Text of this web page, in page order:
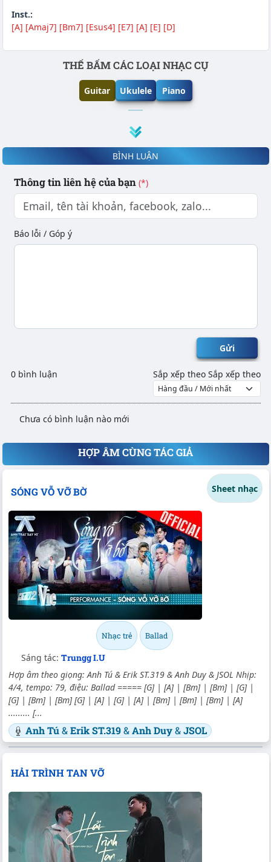
Inst.:
[A] [Amaj7] [Bm7] [Esus4] [E7] [A] [E] [D]
Phần nội dungTHẾ BẤM CÁC LOẠI NHẠC CỤ
Guitar Ukulele Piano
BÌNH LUẬN
Thông tin liên hệ của bạn (*)
Báo lỗi / Góp ý
Gửi
0 bình luận Sắp xếp theo Sắp xếp theo
Chưa có bình luận nào mới
HỢP ÂM CÙNG TÁC GIẢ
SÓNG VỖ VỠ BỜ Sheet nhạc
Nhạc trẻ Ballad
Sáng tác: Trungg I.U
Hợp âm theo giọng: Anh Tú & Erik ST.319 & Anh Duy & JSOL Nhịp:
4/4, tempo: 79, điệu: Ballad ===== [G] | [A] | [Bm] | [Bm] | [G] |
[G] | [Bm] | [Bm] [G] | [A] | [G] | [A] | [Bm] | [Bm] | [Bm] | [A]
......... [...
Anh Tú&Erik ST.319&Anh Duy&JSOL
HẢI TRÌNH TAN VỠ